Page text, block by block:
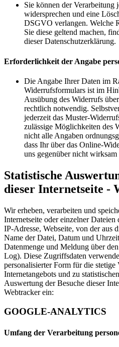
Sie können der
widersprechen und eine
DSGVO verlangen. Welche
Sie diese geltend machen,
dieser Datenschutzerklärung.
Erforderlichkeit der Angabe
Die Angabe Ihrer Daten im
Widerrufsformulars ist im
Ausübung des Widerrufs
rechtlich notwendig.
jederzeit das Muster-
zulässige Möglichkeiten des
nicht alle Angaben
dass Ihr über das Online-
uns gegenüber nicht
Statistische
dieser Internetseite -
Wir erheben, verarbeiten und
Internetseite oder einzelner
IP-Adresse, Webseite, von der aus
Name der Datei, Datum und
Datenmenge und Meldung über
Log). Diese Zugriffsdaten
personalisierter Form für die stetige
Internetangebots und zu
Auswertung der Besuche dieser
Webtracker ein:
GOOGLE-ANALYTICS
Umfang der Verarbeitung